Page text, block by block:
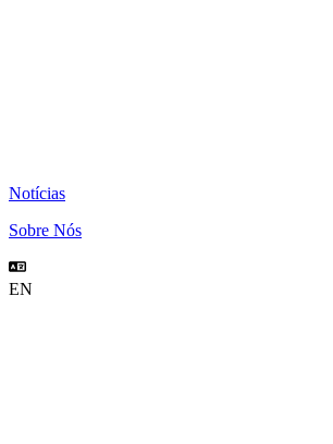
Notícias
Sobre Nós
EN